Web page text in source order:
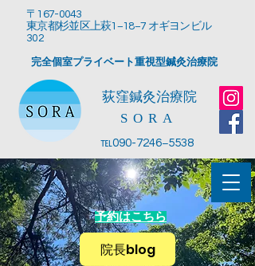
予約はこちら
院長blog
〒167-0043
東京都杉並区上萩1−18−7 オギヨンビル
302
℡090-7246−5538
完全個室プライベート重視型鍼灸治療院
​荻窪鍼灸治療院
SORA